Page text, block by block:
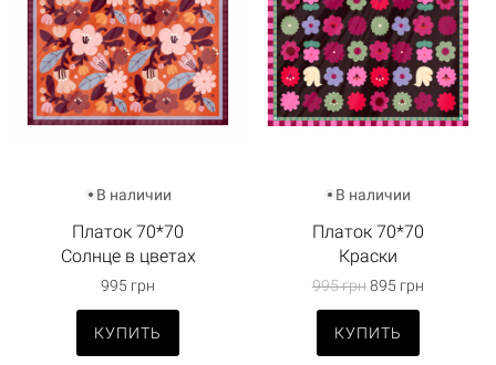
В наличии
Платок 70*70
Солнце в цветах
995 грн
КУПИТЬ
В наличии
Платок 70*70
Краски
995 грн895 грн
КУПИТЬ